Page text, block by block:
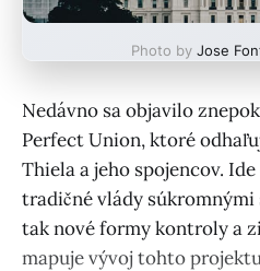
Photo by Jose
Nedávno sa objavilo
Perfect Union, ktoré
Thiela a jeho spojencov.
tradičné vlády
tak nové formy kontroly a
mapuje vývoj tohto